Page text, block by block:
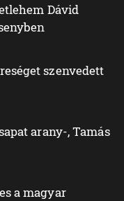
Dávid
szenvedett
arany-, Tamás
a magyar